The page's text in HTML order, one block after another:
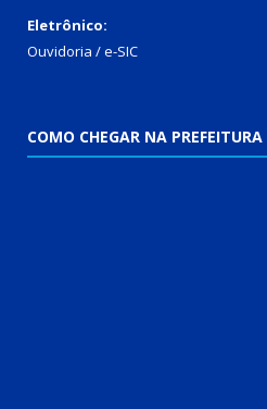
Eletrônico:
Ouvidoria /e-SIC
COMO CHEGAR NA PREFEITURA